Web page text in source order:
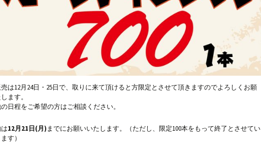
は12月24日・25日で、取りに来て頂けると方限定とさせて頂きますのでよろしくお願
ます。
日程をご希望の方はご相談ください。
12月21日(月)までにお願いいたします。（ただし、限定100本をもって終了とさせてい
す）